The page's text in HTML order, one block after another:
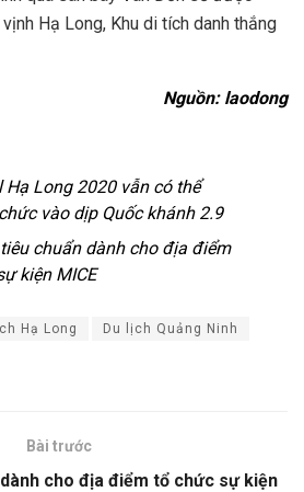
Hạ Long, Khu di tích danh thắng
Nguồn: laodong
Hạ Long 2020 vẫn có thể
vào dịp Quốc khánh 2.9
chuẩn dành cho địa điểm
kiện MICE
Hạ Long Du lịch Quảng Ninh
Bài trước
cho địa điểm tổ chức sự kiện